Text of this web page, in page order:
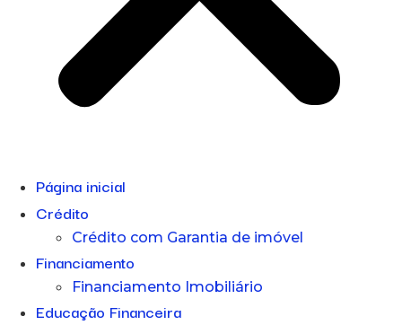
Página inicial
Crédito
Crédito com Garantia de imóvel
Financiamento
Financiamento Imobiliário
Educação Financeira